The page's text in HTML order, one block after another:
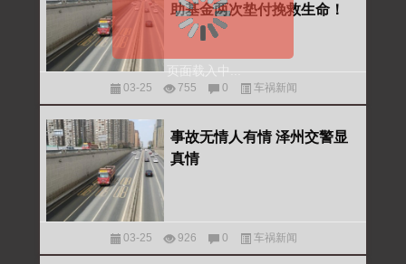
页面载入中...
助基金两次垫付挽救生命！
03-25 755 0 车祸新闻
事故无情人有情 泽州交警显
真情
03-25 926 0 车祸新闻